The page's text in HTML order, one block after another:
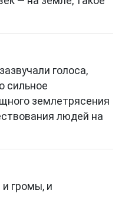
голоса,
сильное
землетрясения
людей на
и громы, и